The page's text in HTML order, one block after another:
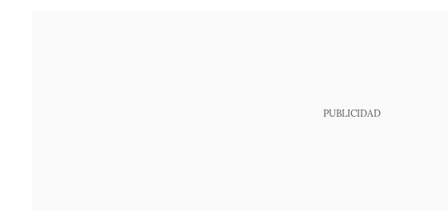
PUBLICIDAD